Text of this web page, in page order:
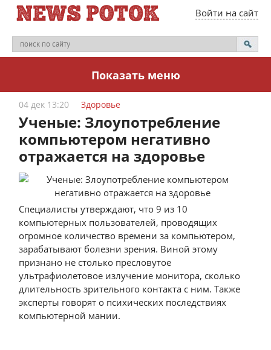
Войти на сайт
Показать меню
04 дек 13:20 Здоровье
Ученые: Злоупотребление
компьютером негативно
отражается на здоровье
Специалисты утверждают, что 9 из 10
компьютерных пользователей, проводящих
огромное количество времени за компьютером,
зарабатывают болезни зрения. Виной этому
признано не столько пресловутое
ультрафиолетовое излучение монитора, сколько
длительность зрительного контакта с ним. Также
эксперты говорят о психических последствиях
компьютерной мании.